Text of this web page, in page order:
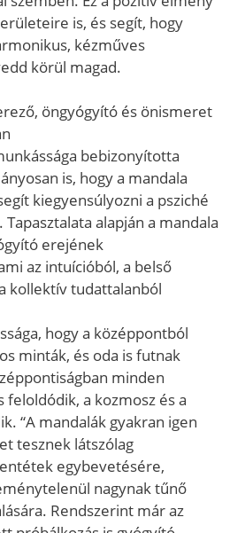
is, és segít, hogy
kézműves
körül magad.
öngyógyító és önismeret
bebizonyította
is, hogy a mandala
kiegyensúlyozni a psziché
alapján a mandala
erejének
az intuícióból, a belső
kollektív tudattalanból
hogy a középpontból
minták, és oda is futnak
minden
feloldódik, a kozmosz és a
“A mandalák gyakran igen
tesznek látszólag
egybevetésére,
nagynak tűnő
Rendszerint már az